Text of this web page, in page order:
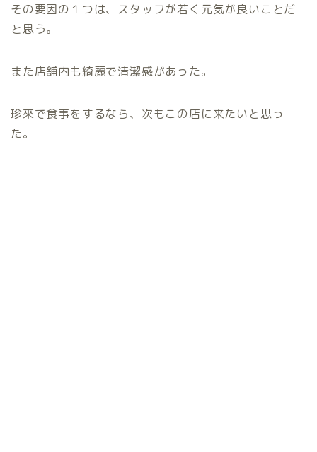
その要因の１つは、スタッフが若く元気が良いことだ
と思う。
また店舗内も綺麗で清潔感があった。
珍來で食事をするなら、次もこの店に来たいと思っ
た。